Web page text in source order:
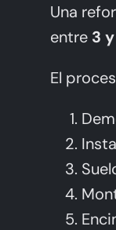
Una
entre 3
El